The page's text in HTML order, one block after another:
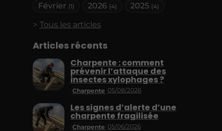
Février (1) 2026 (4) 2025 (4)
Tous les articles
Articles récents
Charpente 05/08/2026
Charpente : comment
prévenir l’attaque des
insectes xylophages ?
Charpente 05/06/2026
Les signes d’alerte d’une
charpente fragilisée